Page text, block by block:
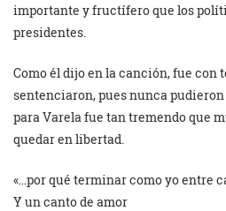
importante y fructífero que los
presidentes.
Como él dijo en la canción, fue con
sentenciaron, pues nunca pudieron
para Varela fue tan tremendo que
quedar en libertad.
«…por qué terminar como yo entre
Y un canto de amor